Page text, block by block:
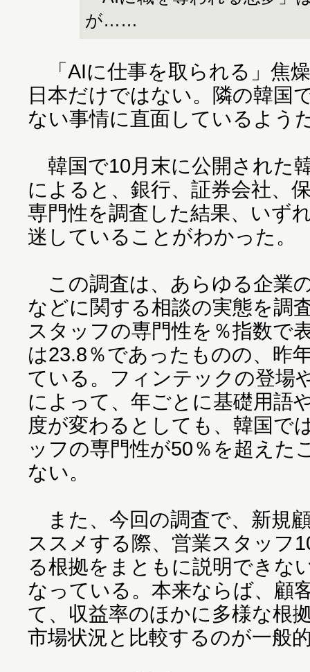
が……
「AIに仕事を取られる」焦
日本だけではない。隣の韓国
ない事情に直面しているよう
韓国で10月末に公開された
によると、銀行、証券会社、
専門性を調査した結果、いず
迷していることがわかった。
この調査は、あらゆる企業
などに関する相談の実態を調
スタッフの専門性を％指数で
は23.8％であったものの、昨
ている。フィンテックの登場
によって、年ごとに基礎用語
度が変わるとしても、韓国で
ッフの専門性が50％を超えた
ない。
また、今回の調査で、新規
ススメする際、営業スタッフ
る根拠をまともに説明できな
なっている。本来ならば、顧
て、収益率のほかに多様な根
市場状況と比較するのが一般